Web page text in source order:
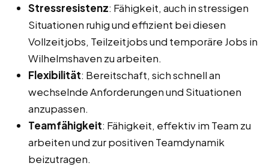
Stressresistenz: Fähigkeit, auch in stressigen
Situationen ruhig und effizient bei diesen
Vollzeitjobs, Teilzeitjobs und temporäre Jobs in
Wilhelmshaven zu arbeiten.
Flexibilität: Bereitschaft, sich schnell an
wechselnde Anforderungen und Situationen
anzupassen.
Teamfähigkeit: Fähigkeit, effektiv im Team zu
arbeiten und zur positiven Teamdynamik
beizutragen.